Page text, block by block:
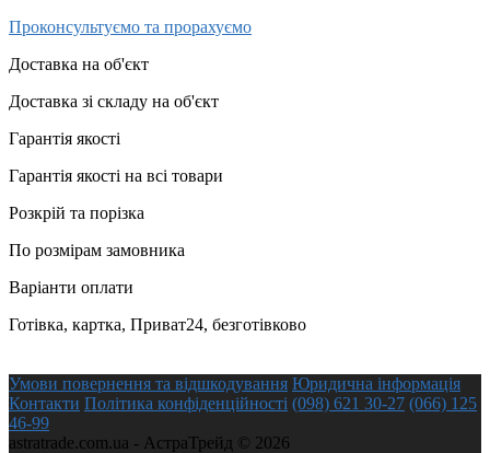
Проконсультуємо та прорахуємо
Доставка на об'єкт
Доставка зі складу на об'єкт
Гарантія якості
Гарантія якості на всі товари
Розкрій та порізка
По розмірам замовника
Варіанти оплати
Готівка, картка, Приват24, безготівково
Умови повернення та відшкодування Юридична інформація
Контакти Політика конфіденційності (098) 621 30-27 (066) 125
46-99
astratrade.com.ua - АстраТрейд © 2026